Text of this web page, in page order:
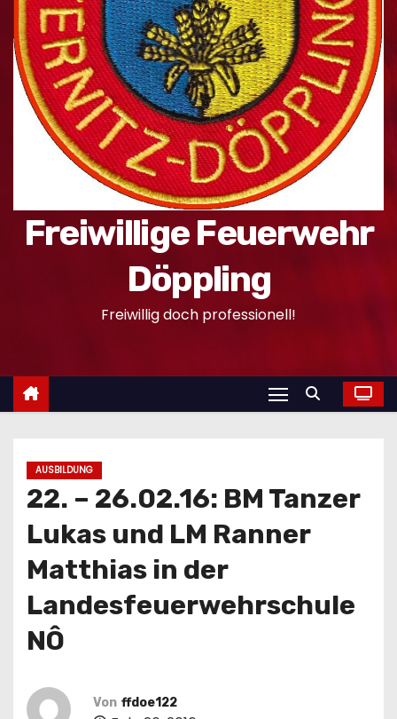
Freiwillige Feuerwehr
Döppling
Freiwillig doch professionell!
AUSBILDUNG
22. – 26.02.16: BM Tanzer
Lukas und LM Ranner
Matthias in der
Landesfeuerwehrschule
NÔ
Von ffdoe122